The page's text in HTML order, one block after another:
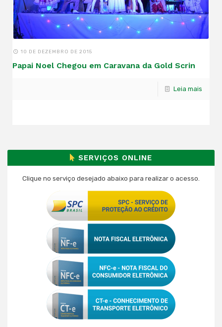
10 DE DEZEMBRO DE 2015
Papai Noel Chegou em Caravana da Gold Scrin
Leia mais
SERVIÇOS ONLINE
Clique no serviço desejado abaixo para realizar o acesso.